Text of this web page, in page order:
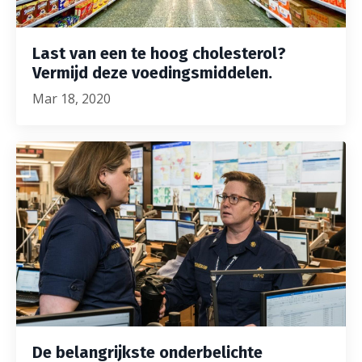
Last van een te hoog cholesterol?
Vermijd deze voedingsmiddelen.
Mar 18, 2020
De belangrijkste onderbelichte